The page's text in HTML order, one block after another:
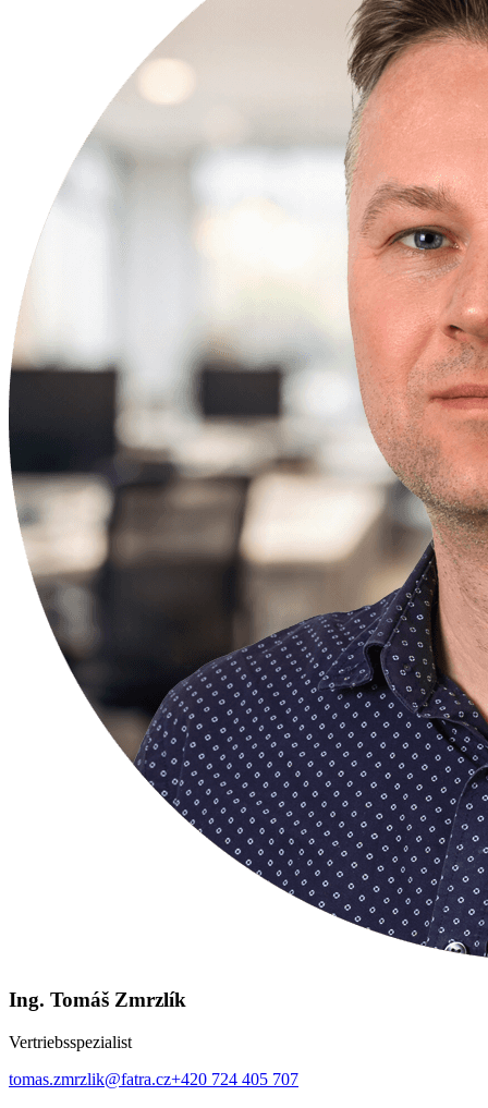
Ing. Tomáš Zmrzlík
Vertriebsspezialist
tomas.zmrzlik@fatra.cz+420 724 405 707